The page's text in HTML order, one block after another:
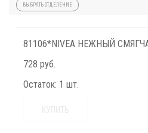
ВЫБРАТЬ ОТДЕЛЕНИЕ
81106*NIVEA НЕЖНЫЙ
728 руб.
Остаток: 1 шт.